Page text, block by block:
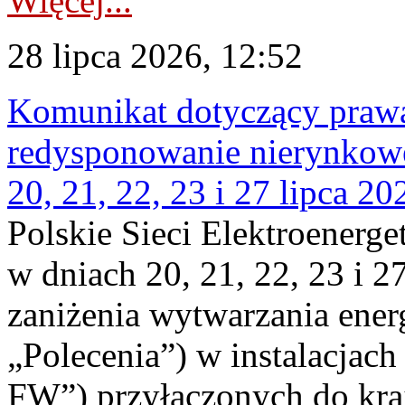
28 lipca 2026, 12:52
Komunikat dotyczący
redysponowanie
20, 21, 22, 23 i 27 lipca
Polskie Sieci
w dniach 20, 21, 22, 23 i
zaniżenia wytwarzania
„Polecenia”) w
FW”) przyłączonych do